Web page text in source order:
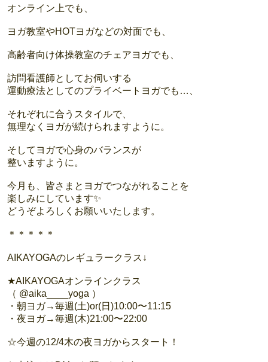
オンライン上でも、
ヨガ教室やHOTヨガなどの対面でも、
高齢者向け体操教室のチェアヨガでも、
訪問看護師としてお伺いする
運動療法としてのプライベートヨガでも…、
それぞれに合うスタイルで、
無理なくヨガが続けられますように。
そしてヨガで心身のバランスが
整いますように。
今月も、皆さまとヨガでつながれることを
楽しみにしています✨
どうぞよろしくお願いいたします。
＊＊＊＊＊
AIKAYOGAのレギュラークラス↓
★AIKAYOGAオンラインクラス
（ @aika____yoga ）
・朝ヨガ→毎週(土)or(日)10:00〜11:15
・夜ヨガ→毎週(木)21:00〜22:00
☆今週の12/4木の夜ヨガからスタート！